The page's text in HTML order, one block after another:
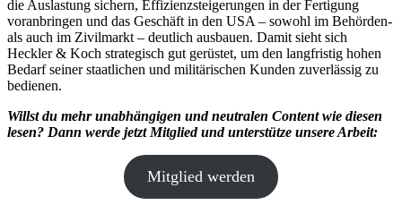
die Auslastung sichern, Effizienzsteigerungen in der Fertigung
voranbringen und das Geschäft in den USA – sowohl im Behörden-
als auch im Zivilmarkt – deutlich ausbauen. Damit sieht sich
Heckler & Koch strategisch gut gerüstet, um den langfristig hohen
Bedarf seiner staatlichen und militärischen Kunden zuverlässig zu
bedienen.
Willst du mehr unabhängigen und neutralen Content wie diesen
lesen? Dann werde jetzt Mitglied und unterstütze unsere Arbeit:
Mitglied werden